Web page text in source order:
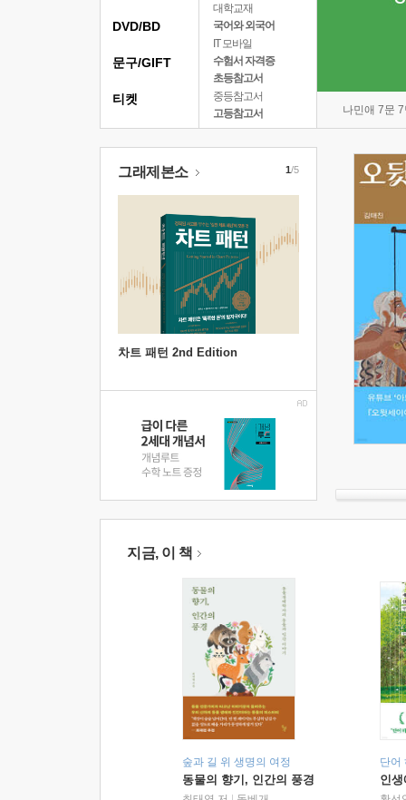
대학교재
국어와 외국어
IT 모바일
수험서 자격증
초등참고서
중등참고서
고등참고서
나민애 7문
DVD/BD
문구/GIFT
티켓
그래제본소
차트 패턴 2nd Edition
1/5
지금, 이 책
숲과 길 위 생명의 여정
동물의 향기, 인간의 풍경
단어
인